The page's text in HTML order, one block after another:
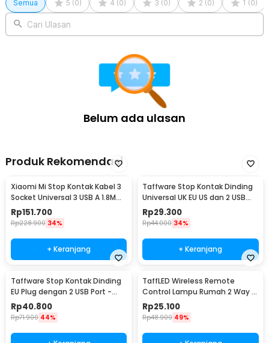
Semua 5 (0) 4 (0) 3 (0) 2 (0) 1 (0)
Cari Ulasan
Belum ada ulasan
Produk Rekomendasi
Xiaomi Mi Stop Kontak Kabel 3
Socket Universal 3 USB A 1.8M
250V 2500W - XMCXB01QMN
(ORIGINAL)
Rp151.700
Rp228.900 34%
+ Keranjang
Taffware Stop Kontak Dinding
Universal UK EU US dan 2 USB
Port - ATH1
Rp29.300
Rp44.000 34%
+ Keranjang
Taffware Stop Kontak Dinding
EU Plug dengan 2 USB Port -
SCN2
Rp40.800
Rp71.900 44%
TaffLED Wireless Remote
Control Lampu Rumah 2 Way -
YAM802
Rp25.100
Rp48.900 49%